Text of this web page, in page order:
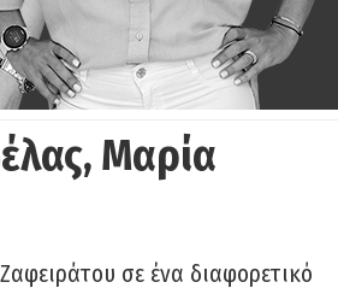
Μαρία
σε ένα διαφορετικό